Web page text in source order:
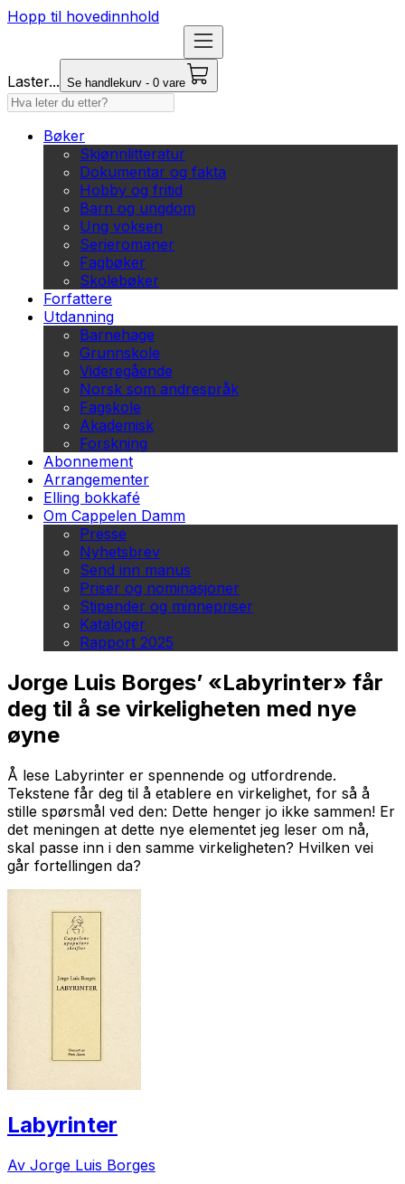
Hopp til hovedinnhold
Laster... Se handlekurv - 0 vare
Bøker
Skjønnlitteratur
Dokumentar og fakta
Hobby og fritid
Barn og ungdom
Ung voksen
Serieromaner
Fagbøker
Skolebøker
Forfattere
Utdanning
Barnehage
Grunnskole
Videregående
Norsk som andrespråk
Fagskole
Akademisk
Forskning
Abonnement
Arrangementer
Elling bokkafé
Om Cappelen Damm
Presse
Nyhetsbrev
Send inn manus
Priser og nominasjoner
Stipender og minnepriser
Kataloger
Rapport 2025
Jorge Luis Borges’ «Labyrinter» får
deg til å se virkeligheten med nye
øyne
Å lese Labyrinter er spennende og utfordrende.
Tekstene får deg til å etablere en virkelighet, for så å
stille spørsmål ved den: Dette henger jo ikke sammen! Er
det meningen at dette nye elementet jeg leser om nå,
skal passe inn i den samme virkeligheten? Hvilken vei
går fortellingen da?
Labyrinter
Av Jorge Luis Borges